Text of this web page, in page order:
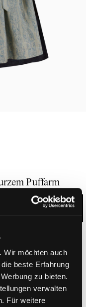
Wir möchten auch
beste Erfahrung
zu bieten.
verwalten
Für weitere
Puffarm